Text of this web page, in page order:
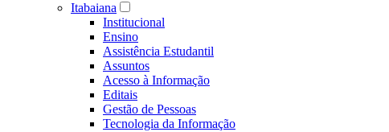
Itabaiana
Institucional
Ensino
Assistência Estudantil
Assuntos
Acesso à Informação
Editais
Gestão de Pessoas
Tecnologia da Informação